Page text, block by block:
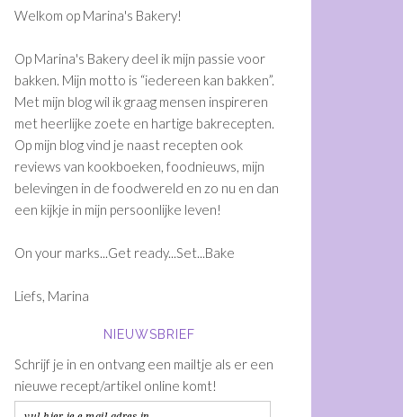
Welkom op Marina's Bakery!
Op Marina's Bakery deel ik mijn passie voor
bakken. Mijn motto is “iedereen kan bakken”.
Met mijn blog wil ik graag mensen inspireren
met heerlijke zoete en hartige bakrecepten.
Op mijn blog vind je naast recepten ook
reviews van kookboeken, foodnieuws, mijn
belevingen in de foodwereld en zo nu en dan
een kijkje in mijn persoonlijke leven!
On your marks...Get ready...Set...Bake
Liefs, Marina
NIEUWSBRIEF
Schrijf je in en ontvang een mailtje als er een
nieuwe recept/artikel online komt!
vul